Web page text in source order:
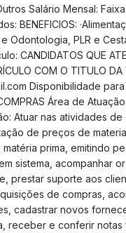
Salário Mensal:
BENEFICIOS:
Odontologia, PLR e
CANDIDATOS QUE
COM O TITULO DA
Disponibilidade
Área de
Atuar nas atividades de
de preços de
prima, emitindo
sistema, acompanhar
prestar suporte aos
de compras,
cadastrar novos
receber e conferir notas